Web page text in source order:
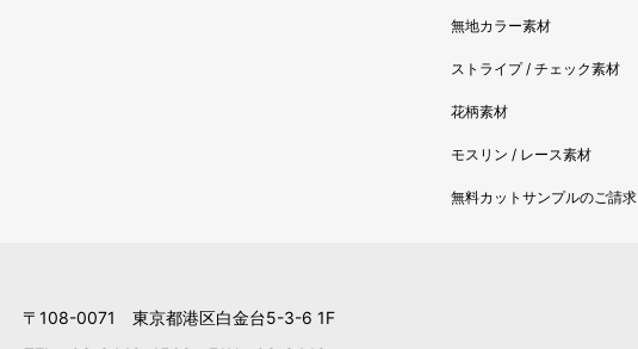
無地カラー素材
ストライプ / チェック素材
花柄素材
モスリン / レース素材
無料カットサンプルのご請求
〒108-0071 東京都港区白金台5-3-6 1F